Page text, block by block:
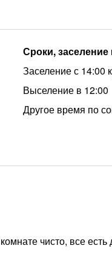
Сроки,
Заселение с 14:00
Выселение в 12:00
Другое время по
чисто, все